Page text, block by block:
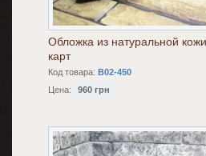
Обложка из натуральной
карт
Код товара: B02-450
Цена:
960 грн